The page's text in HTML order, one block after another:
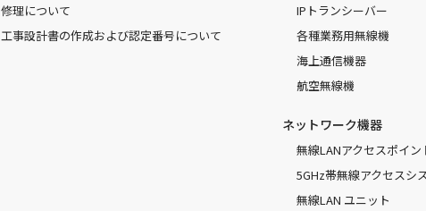
修理について
工事設計書の作成および認定番号について
IPトランシーバー
各種業務用無線機
海上通信機器
航空無線機
ネットワーク機器
無線LANアクセスポイン
5GHz帯無線アクセスシ
無線LAN ユニット